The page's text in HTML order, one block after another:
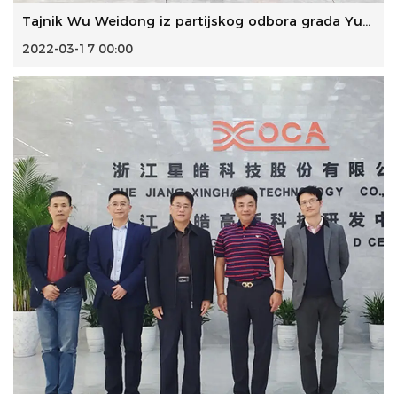
Tajnik Wu Weidong iz partijskog odbora grada Yuxin, okrug ...
2022-03-17 00:00